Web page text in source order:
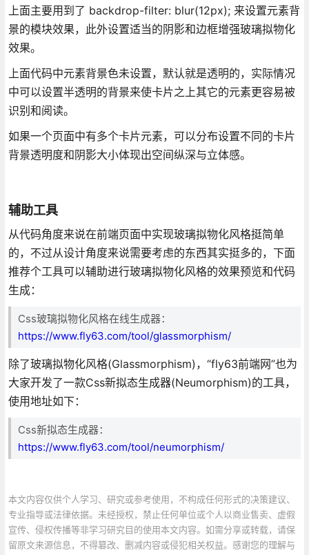
上面主要用到了 backdrop-filter: blur(12px); 来设置元素背
景的模块效果，此外设置适当的阴影和边框增强玻璃拟物化
效果。
上面代码中元素背景色未设置，默认就是透明的，实际情况
中可以设置半透明的背景来使卡片之上其它的元素更容易被
识别和阅读。
如果一个页面中有多个卡片元素，可以分布设置不同的卡片
背景透明度和阴影大小体现出空间纵深与立体感。
辅助工具
从代码角度来说在前端页面中实现玻璃拟物化风格挺简单
的，不过从设计角度来说需要考虑的东西其实挺多的，下面
推荐个工具可以辅助进行玻璃拟物化风格的效果预览和代码
生成：
Css玻璃拟物化风格在线生成器：
https://www.fly63.com/tool/glassmorphism/
除了玻璃拟物化风格(Glassmorphism)，“fly63前端网”也为
大家开发了一款Css新拟态生成器(Neumorphism)的工具，
使用地址如下：
Css新拟态生成器：
https://www.fly63.com/tool/neumorphism/
本文内容仅供个人学习、研究或参考使用，不构成任何形式的决策建议、
专业指导或法律依据。未经授权，禁止任何单位或个人以商业售卖、虚假
宣传、侵权传播等非学习研究目的使用本文内容。如需分享或转载，请保
留原文来源信息，不得篡改、删减内容或侵犯相关权益。感谢您的理解与